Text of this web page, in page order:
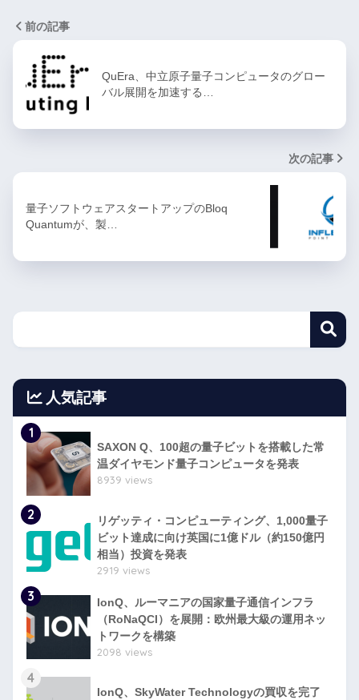
前の記事
QuEra、中立原子量子コンピュータのグロー
バル展開を加速する…
次の記事
量子ソフトウェアスタートアップのBloq
Quantumが、製…
人気記事
1
SAXON Q、100超の量子ビットを搭載した常
温ダイヤモンド量子コンピュータを発表
8939 views
2
リゲッティ・コンピューティング、1,000量子
ビット達成に向け英国に1億ドル（約150億円
相当）投資を発表
2919 views
3
IonQ、ルーマニアの国家量子通信インフラ
（RoNaQCI）を展開：欧州最大級の運用ネッ
トワークを構築
2098 views
4
IonQ、SkyWater Technologyの買収を完了